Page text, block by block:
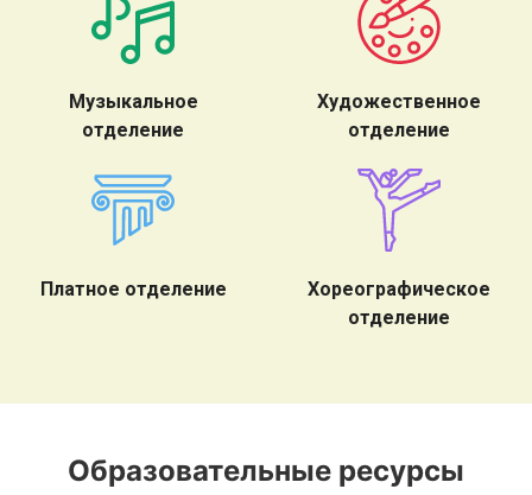
Музыкальное
отделение
Художественное
отделение
Платное отделение
Хореографическое
отделение
Образовательные ресурсы